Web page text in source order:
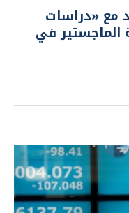
مع «دراسات
الماجستير في